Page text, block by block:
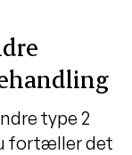
type 2
fortæller det